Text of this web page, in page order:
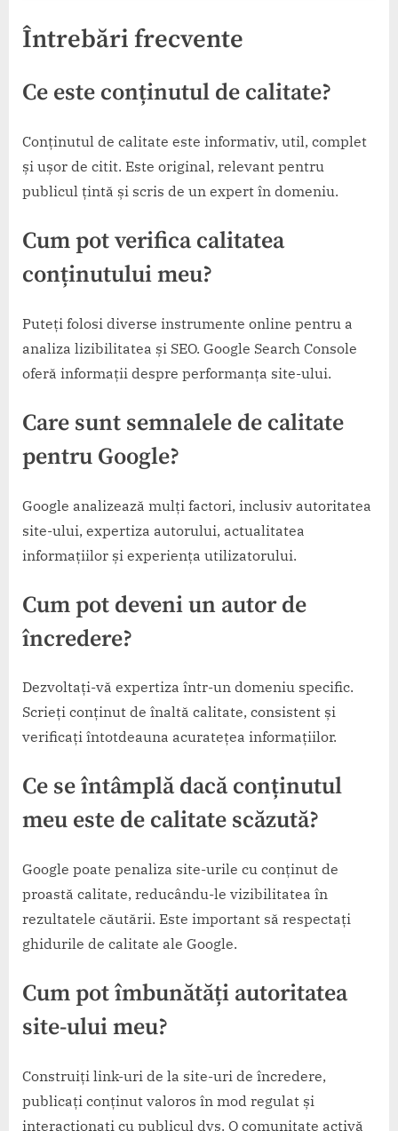
Întrebări frecvente
Ce este conținutul de calitate?
Conținutul de calitate este informativ, util, complet
și ușor de citit. Este original, relevant pentru
publicul țintă și scris de un expert în domeniu.
Cum pot verifica calitatea
conținutului meu?
Puteți folosi diverse instrumente online pentru a
analiza lizibilitatea și SEO. Google Search Console
oferă informații despre performanța site-ului.
Care sunt semnalele de calitate
pentru Google?
Google analizează mulți factori, inclusiv autoritatea
site-ului, expertiza autorului, actualitatea
informațiilor și experiența utilizatorului.
Cum pot deveni un autor de
încredere?
Dezvoltați-vă expertiza într-un domeniu specific.
Scrieți conținut de înaltă calitate, consistent și
verificați întotdeauna acuratețea informațiilor.
Ce se întâmplă dacă conținutul
meu este de calitate scăzută?
Google poate penaliza site-urile cu conținut de
proastă calitate, reducându-le vizibilitatea în
rezultatele căutării. Este important să respectați
ghidurile de calitate ale Google.
Cum pot îmbunătăți autoritatea
site-ului meu?
Construiți link-uri de la site-uri de încredere,
publicați conținut valoros în mod regulat și
interacționați cu publicul dvs. O comunitate activă